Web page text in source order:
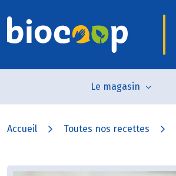
Le magasin
Accueil Toutes nos recettes